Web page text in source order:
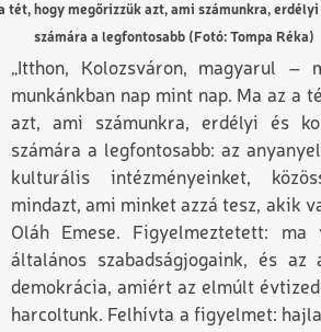
tét, hogy megőrizzük azt, ami számunkra,
számára a legfontosabb (Fotó: Tompa Réka)
„Itthon, Kolozsváron, magyarul –
munkánkban nap mint nap. Ma az a
azt, ami számunkra, erdélyi és
számára a legfontosabb: az
kulturális intézményeinket,
mindazt, ami minket azzá tesz, akik
Oláh Emese. Figyelmeztetett: ma
általános szabadságjogaink, és az
demokrácia, amiért az elmúlt
harcoltunk. Felhívta a figyelmet: